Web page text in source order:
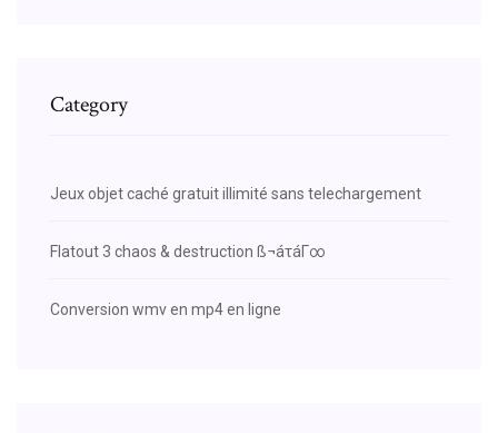
Category
Jeux objet caché gratuit illimité sans telechargement
Flatout 3 chaos & destruction ß¬áτáΓ∞
Conversion wmv en mp4 en ligne